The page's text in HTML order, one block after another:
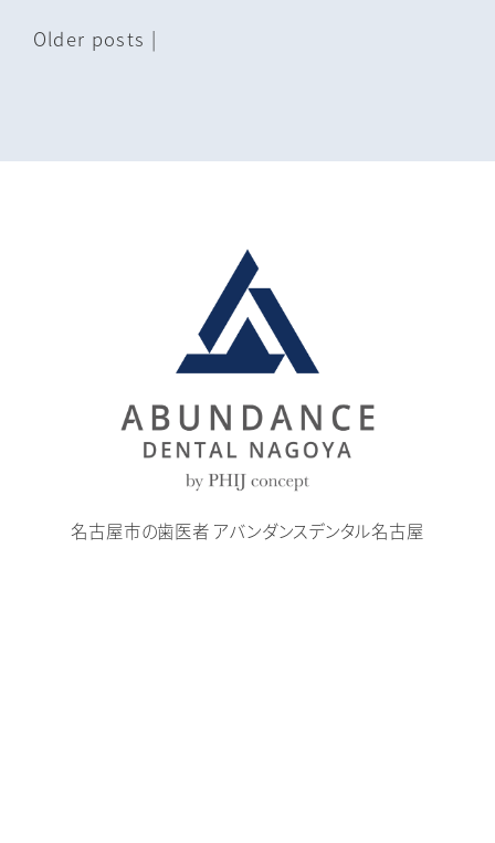
Older posts |
名古屋市の歯医者 アバンダンスデンタル名古屋